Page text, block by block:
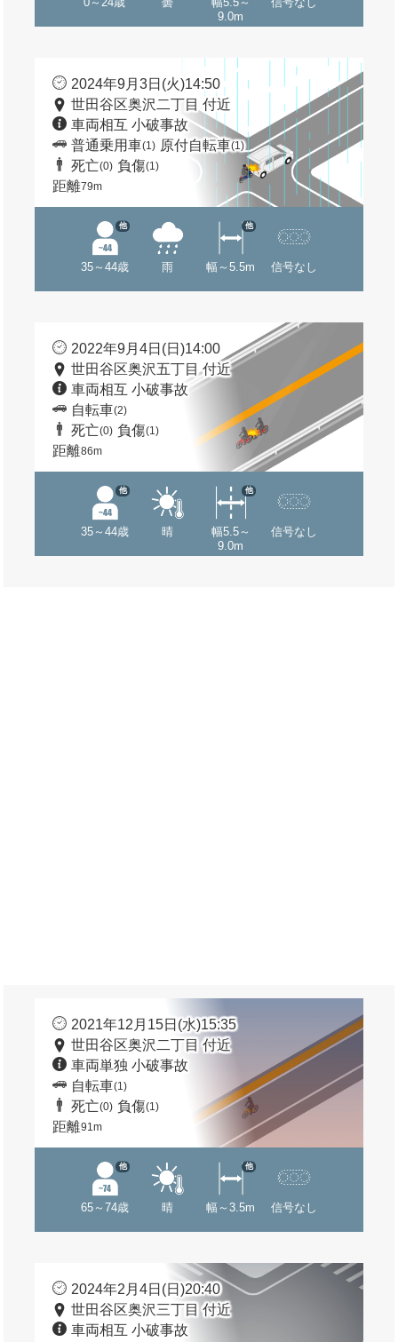
9.0m
2024年9月3日(火)14:50
世田谷区奥沢二丁目 付近
車両相互 小破事故
普通乗用車(1) 原付自転車(1)
死亡(0) 負傷(1)
距離79m
35～44歳
他
雨 幅～5.5m
他
信号なし
2022年9月4日(日)14:00
世田谷区奥沢五丁目 付近
車両相互 小破事故
自転車(2)
死亡(0) 負傷(1)
距離86m
35～44歳
他
晴
幅5.5～
9.0m
他
信号なし
2021年12月15日(水)15:35
世田谷区奥沢二丁目 付近
車両単独 小破事故
自転車(1)
死亡(0) 負傷(1)
距離91m
65～74歳
他
晴 幅～3.5m
他
信号なし
2024年2月4日(日)20:40
世田谷区奥沢三丁目 付近
車両相互 小破事故